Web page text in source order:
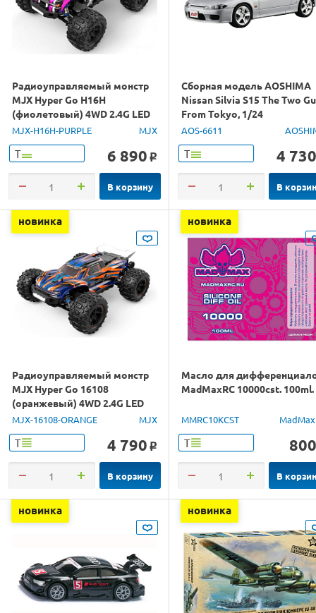
Радиоуправляемый монстр
MJX Hyper Go H16H
(фиолетовый) 4WD 2.4G LED
GPS 1/16 RTR
MJX-H16H-PURPLE MJX
Т 6 890 o
В корзину
Сборная модель AOSHIMA
Nissan Silvia S15 The Two
From Tokyo, 1/24
AOS-6611
Т 4 730
В
новинка
Радиоуправляемый монстр
MJX Hyper Go 16108
(оранжевый) 4WD 2.4G LED
1/16 RTR
MJX-16108-ORANGE MJX
Т 4 790 o
В корзину
новинка
Масло для
MadMaxRC 10000cst. 100ml.
MMRC10KCST
Т 800
В
новинка новинка